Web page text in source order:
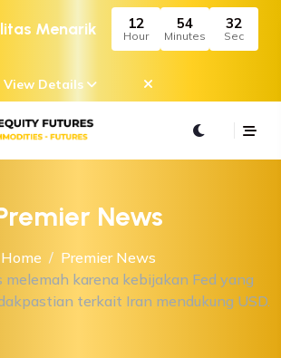
Menarik 12
Hour
54
Minutes
32
Sec
View Details
News
Home
Premier News
melemah karena kebijakan Fed yang
terkait Iran mendukung USD.